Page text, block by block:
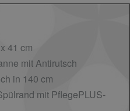
41 cm
mit Antirutsch
in 140 cm
mit PflegePLUS-